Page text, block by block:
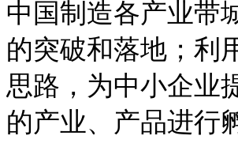
中国制造各产业带
的突破和落地；利
思路，为中小企业
的产业、产品进行